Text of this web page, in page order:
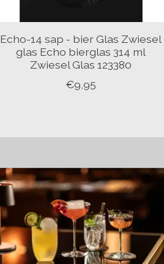
Echo-14 sap - bier Glas Zwiesel
glas Echo bierglas 314 ml
Zwiesel Glas 123380
€9,95